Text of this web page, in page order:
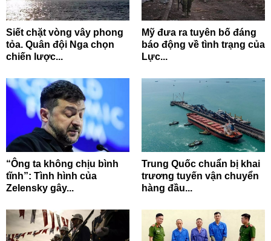
Siết chặt vòng vây phong
tỏa. Quân đội Nga chọn
chiến lược...
Mỹ đưa ra tuyên bố đáng
báo động về tình trạng của
Lực...
“Ông ta không chịu bình
tĩnh”: Tình hình của
Zelensky gây...
Trung Quốc chuẩn bị khai
trương tuyến vận chuyển
hàng đầu...